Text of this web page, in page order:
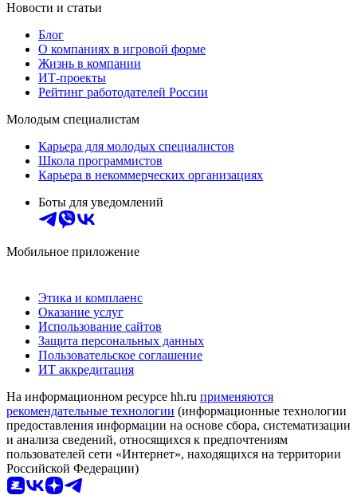
Новости и статьи
Блог
О компаниях в игровой форме
Жизнь в компании
ИТ-проекты
Рейтинг работодателей России
Молодым специалистам
Карьера для молодых специалистов
Школа программистов
Карьера в некоммерческих организациях
Боты для уведомлений
Мобильное приложение
Этика и комплаенс
Оказание услуг
Использование сайтов
Защита персональных данных
Пользовательское соглашение
ИТ аккредитация
На информационном ресурсе hh.ru применяются
рекомендательные технологии (информационные технологии
предоставления информации на основе сбора, систематизации
и анализа сведений, относящихся к предпочтениям
пользователей сети «Интернет», находящихся на территории
Российской Федерации)